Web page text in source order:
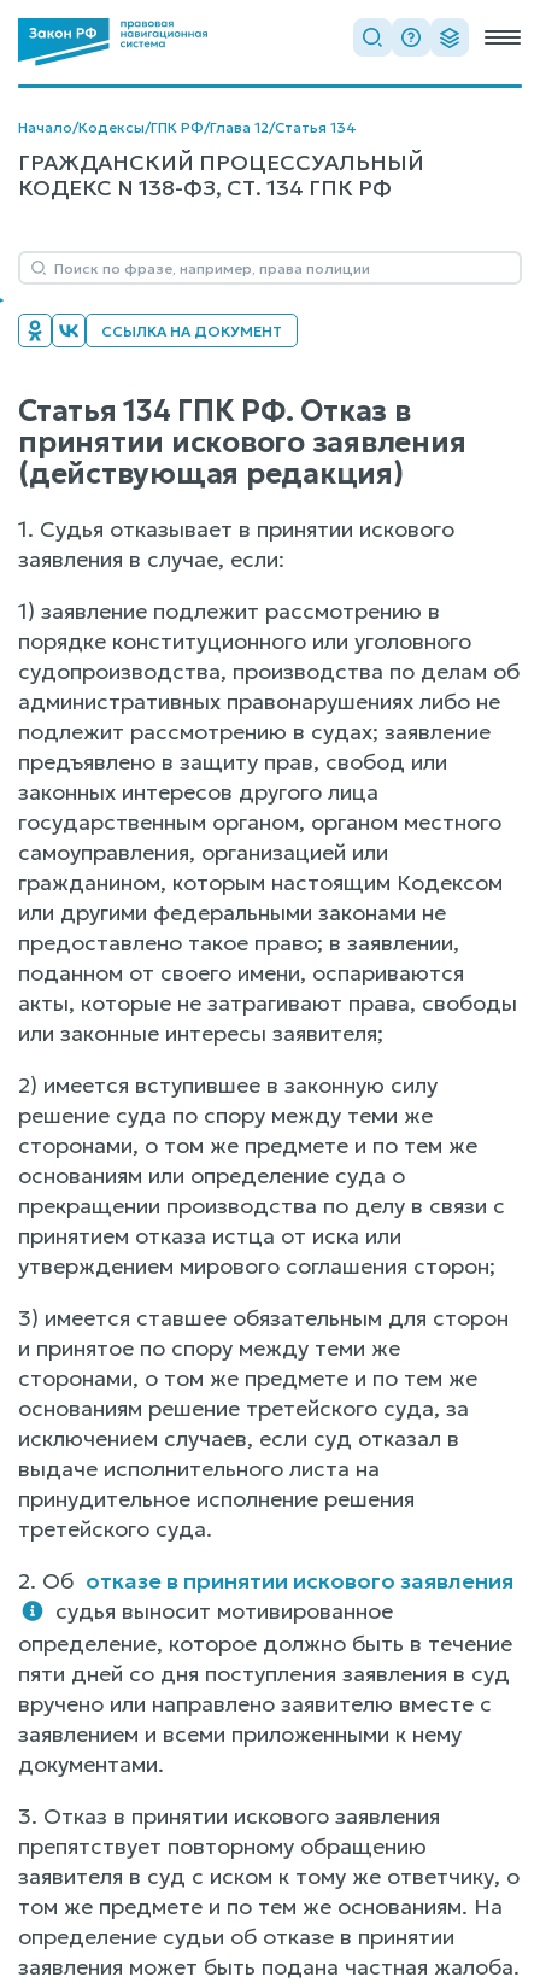
Начало/Кодексы/ГПК РФ/Глава 12/Статья 134
ГРАЖДАНСКИЙ ПРОЦЕССУАЛЬНЫЙ
КОДЕКС N 138-ФЗ, СТ. 134 ГПК РФ
ССЫЛКА НА ДОКУМЕНТ
Статья 134 ГПК РФ. Отказ в
принятии искового заявления
(действующая редакция)
1. Судья отказывает в принятии искового
заявления в случае, если:
1) заявление подлежит рассмотрению в
порядке конституционного или уголовного
судопроизводства, производства по делам об
административных правонарушениях либо не
подлежит рассмотрению в судах; заявление
предъявлено в защиту прав, свобод или
законных интересов другого лица
государственным органом, органом местного
самоуправления, организацией или
гражданином, которым настоящим Кодексом
или другими федеральными законами не
предоставлено такое право; в заявлении,
поданном от своего имени, оспариваются
акты, которые не затрагивают права, свободы
или законные интересы заявителя;
2) имеется вступившее в законную силу
решение суда по спору между теми же
сторонами, о том же предмете и по тем же
основаниям или определение суда о
прекращении производства по делу в связи с
принятием отказа истца от иска или
утверждением мирового соглашения сторон;
3) имеется ставшее обязательным для сторон
и принятое по спору между теми же
сторонами, о том же предмете и по тем же
основаниям решение третейского суда, за
исключением случаев, если суд отказал в
выдаче исполнительного листа на
принудительное исполнение решения
третейского суда.
2. Об отказе в принятии искового заявления
судья выносит мотивированное
определение, которое должно быть в течение
пяти дней со дня поступления заявления в суд
вручено или направлено заявителю вместе с
заявлением и всеми приложенными к нему
документами.
3. Отказ в принятии искового заявления
препятствует повторному обращению
заявителя в суд с иском к тому же ответчику, о
том же предмете и по тем же основаниям. На
определение судьи об отказе в принятии
заявления может быть подана частная жалоба.